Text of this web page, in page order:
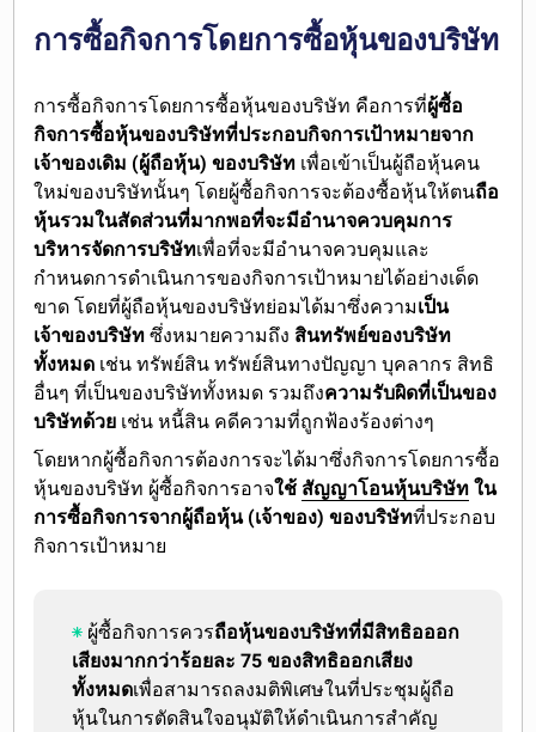
การซื้อกิจการโดยการซื้อหุ้นของบริษัท
การซื้อกิจการโดยการซื้อหุ้นของบริษัท คือการที่ผู้ซื้อ
กิจการซื้อหุ้นของบริษัทที่ประกอบกิจการเป้าหมายจาก
เจ้าของเดิม (ผู้ถือหุ้น) ของบริษัท เพื่อเข้าเป็นผู้ถือหุ้นคน
ใหม่ของบริษัทนั้นๆ โดยผู้ซื้อกิจการจะต้องซื้อหุ้นให้ตนถือ
หุ้นรวมในสัดส่วนที่มากพอที่จะมีอำนาจควบคุมการ
บริหารจัดการบริษัทเพื่อที่จะมีอำนาจควบคุมและ
กำหนดการดำเนินการของกิจการเป้าหมายได้อย่างเด็ด
ขาด โดยที่ผู้ถือหุ้นของบริษัทย่อมได้มาซึ่งความเป็น
เจ้าของบริษัท ซึ่งหมายความถึง สินทรัพย์ของบริษัท
ทั้งหมด เช่น ทรัพย์สิน ทรัพย์สินทางปัญญา บุคลากร สิทธิ
อื่นๆ ที่เป็นของบริษัททั้งหมด รวมถึงความรับผิดที่เป็นของ
บริษัทด้วย เช่น หนี้สิน คดีความที่ถูกฟ้องร้องต่างๆ
โดยหากผู้ซื้อกิจการต้องการจะได้มาซึ่งกิจการโดยการซื้อ
หุ้นของบริษัท ผู้ซื้อกิจการอาจใช้ สัญญาโอนหุ้นบริษัท ใน
การซื้อกิจการจากผู้ถือหุ้น (เจ้าของ) ของบริษัทที่ประกอบ
กิจการเป้าหมาย
ผู้ซื้อกิจการควรถือหุ้นของบริษัทที่มีสิทธิอออก
เสียงมากกว่าร้อยละ 75 ของสิทธิออกเสียง
ทั้งหมดเพื่อสามารถลงมติพิเศษในที่ประชุมผู้ถือ
หุ้นในการตัดสินใจอนุมัติให้ดำเนินการสำคัญ